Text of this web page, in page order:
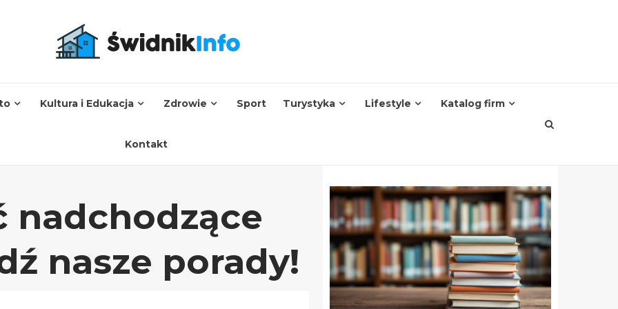
Kultura i Edukacja Zdrowie Sport Turystyka Lifestyle Katalog firm
Kontakt
nadchodzące
nasze porady!